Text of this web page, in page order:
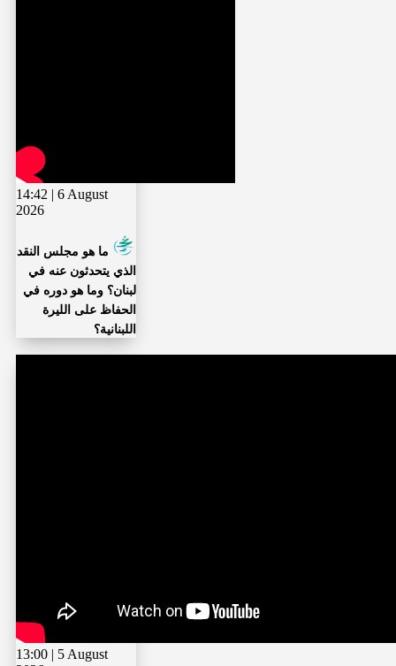
14:42 | 6 August
2026
ما هو مجلس النقد
الذي يتحدثون عنه في
لبنان؟ وما هو دوره في
الحفاظ على الليرة
اللبنانية؟
13:00 | 5 August